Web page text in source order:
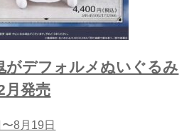
がデフォルメぬいぐるみ
月発売
8月19日